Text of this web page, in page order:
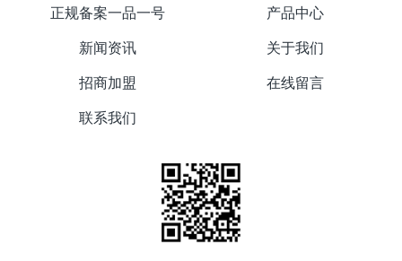
正规备案一品一号
产品中心
新闻资讯
关于我们
招商加盟
在线留言
联系我们